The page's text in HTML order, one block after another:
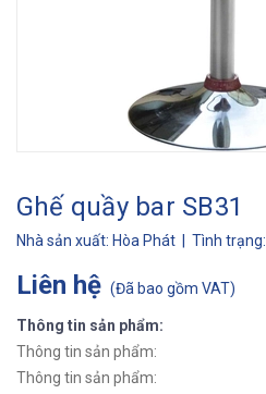
Ghế quầy bar SB31
Nhà sản xuất: Hòa Phát | Tình trạng:
Liên hệ (Đã bao gồm VAT)
Thông tin sản phẩm:
Thông tin sản phẩm:
Thông tin sản phẩm: